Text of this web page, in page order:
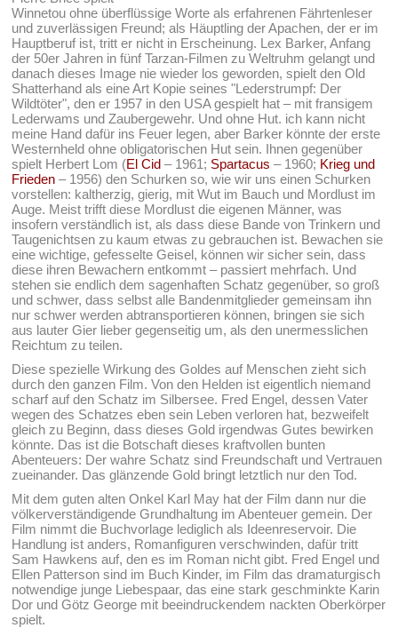
Winnetou ohne überflüssige Worte als erfahrenen Fährtenleser
und zuverlässigen Freund; als Häuptling der Apachen, der er im
Hauptberuf ist, tritt er nicht in Erscheinung. Lex Barker, Anfang
der 50er Jahren in fünf Tarzan-Filmen zu Weltruhm gelangt und
danach dieses Image nie wieder los geworden, spielt den Old
Shatterhand als eine Art Kopie seines "Lederstrumpf: Der
Wildtöter", den er 1957 in den USA gespielt hat – mit fransigem
Lederwams und Zaubergewehr. Und ohne Hut. ich kann nicht
meine Hand dafür ins Feuer legen, aber Barker könnte der erste
Westernheld ohne obligatorischen Hut sein. Ihnen gegenüber
spielt Herbert Lom (El Cid – 1961; Spartacus – 1960; Krieg und
Frieden – 1956) den Schurken so, wie wir uns einen Schurken
vorstellen: kaltherzig, gierig, mit Wut im Bauch und Mordlust im
Auge. Meist trifft diese Mordlust die eigenen Männer, was
insofern verständlich ist, als dass diese Bande von Trinkern und
Taugenichtsen zu kaum etwas zu gebrauchen ist. Bewachen sie
eine wichtige, gefesselte Geisel, können wir sicher sein, dass
diese ihren Bewachern entkommt – passiert mehrfach. Und
stehen sie endlich dem sagenhaften Schatz gegenüber, so groß
und schwer, dass selbst alle Bandenmitglieder gemeinsam ihn
nur schwer werden abtransportieren können, bringen sie sich
aus lauter Gier lieber gegenseitig um, als den unermesslichen
Reichtum zu teilen.
Diese spezielle Wirkung des Goldes auf Menschen zieht sich
durch den ganzen Film. Von den Helden ist eigentlich niemand
scharf auf den Schatz im Silbersee. Fred Engel, dessen Vater
wegen des Schatzes eben sein Leben verloren hat, bezweifelt
gleich zu Beginn, dass dieses Gold irgendwas Gutes bewirken
könnte. Das ist die Botschaft dieses kraftvollen bunten
Abenteuers: Der wahre Schatz sind Freundschaft und Vertrauen
zueinander. Das glänzende Gold bringt letztlich nur den Tod.
Mit dem guten alten Onkel Karl May hat der Film dann nur die
völkerverständigende Grundhaltung im Abenteuer gemein. Der
Film nimmt die Buchvorlage lediglich als Ideenreservoir. Die
Handlung ist anders, Romanfiguren verschwinden, dafür tritt
Sam Hawkens auf, den es im Roman nicht gibt. Fred Engel und
Ellen Patterson sind im Buch Kinder, im Film das dramaturgisch
notwendige junge Liebespaar, das eine stark geschminkte Karin
Dor und Götz George mit beeindruckendem nackten Oberkörper
spielt.